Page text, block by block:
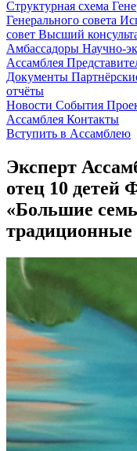
Структурная схема
Генерального совета
совет Высший
Амбассадоры Научно-
Ассамблея
Документы
отчёты
Новости События
Ассамблея Контакты
Вступить в Ассамблею
Эксперт
отец 10 детей
«Большие
традиционные